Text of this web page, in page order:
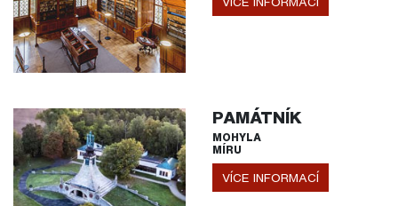
PAMÁTNÍK
MOHYLA
MÍRU
VÍCE INFORMACÍ